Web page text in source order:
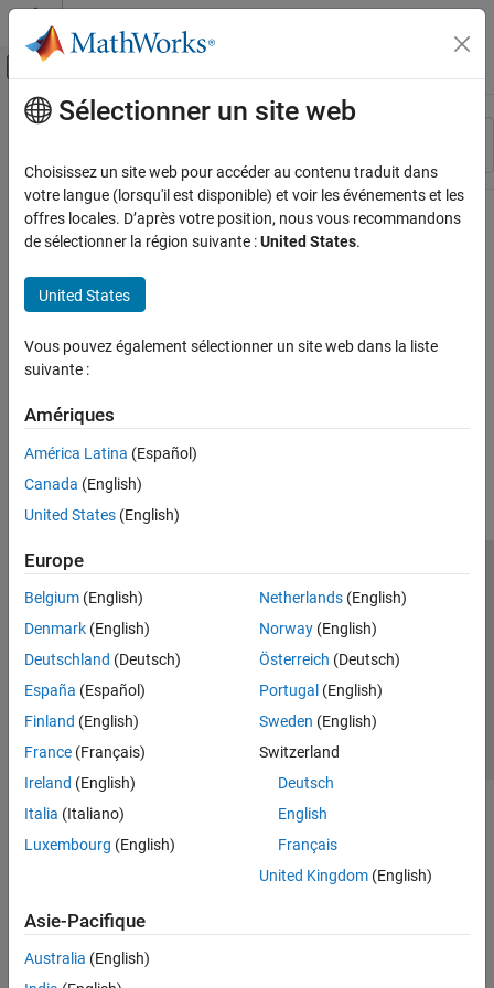
Passer au contenu
Activer/désactiver l'affichage du menu
Ressource
Contenu principal
Sélectionner un site web
Choisissez un site web pour accéder au contenu traduit dans
votre langue (lorsqu'il est disponible) et voir les événements et les
offres locales. D’après votre position, nous vous recommandons
de sélectionner la région suivante :United States.
United States
Vous pouvez également sélectionner un site web dans la liste
suivante :
Amériques
América Latina (Español)
Canada (English)
United States (English)
Europe
Belgium (English)
Denmark (English)
Deutschland (Deutsch)
España (Español)
Finland (English)
France (Français)
Ireland (English)
Italia (Italiano)
Luxembourg (English)
Netherlands(English)
Norway(English)
Österreich (Deutsch)
Portugal (English)
Sweden (English)
Switzerland
Deutsch
English
Français
United Kingdom(English)
Asie-Pacifique
Australia (English)
Lutte anti-piratage
Contacts locaux
© 1994-2026 The MathWorks, Inc.